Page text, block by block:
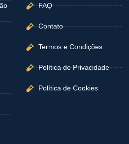
FAQ
Contato
Termos e Condições
Política de Privacidade
Política de Cookies